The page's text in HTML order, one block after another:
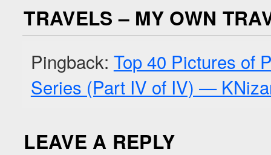
TRAVELS – MY OWN
Pingback: Top 40 Pictures of
Series (Part IV of IV) —
LEAVE A REPLY